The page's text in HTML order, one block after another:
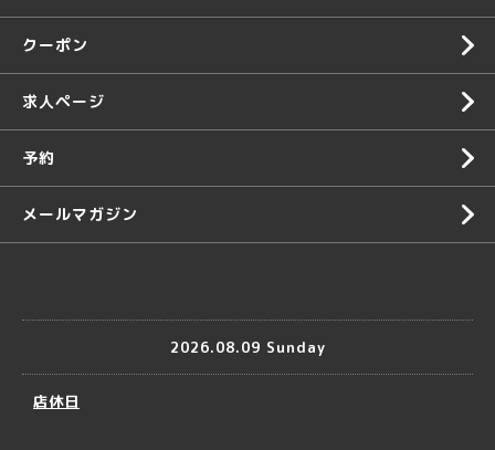
クーポン
求人ページ
予約
メールマガジン
2026.08.09 Sunday
店休日